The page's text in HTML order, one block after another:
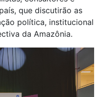
que discutirão as
política, institucional
da Amazônia.